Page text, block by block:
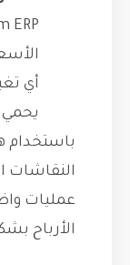
أي
يحمي
النقاشات
عمليات
الأرباح